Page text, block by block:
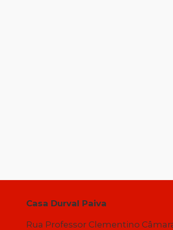
Casa Durval Paiva
Rua Professor Clementino